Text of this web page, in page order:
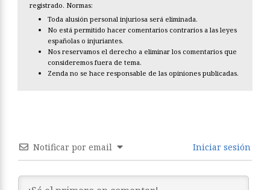
registrado. Normas:
Toda alusión personal injuriosa será eliminada.
No está permitido hacer comentarios contrarios a las leyes
españolas o injuriantes.
Nos reservamos el derecho a eliminar los comentarios que
consideremos fuera de tema.
Zenda no se hace responsable de las opiniones publicadas.
Notificar por email Iniciar sesión